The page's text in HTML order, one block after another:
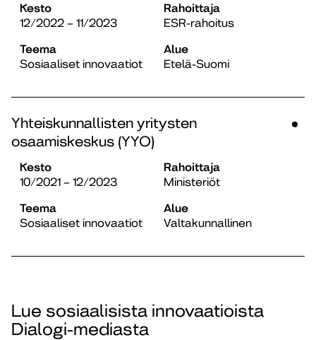
Kesto
12/2022 – 11/2023
Rahoittaja
ESR-rahoitus
Teema
Sosiaaliset innovaatiot
Alue
Etelä-Suomi
Yhteiskunnallisten yritysten
osaamiskeskus (YYO)
Kesto
10/2021 – 12/2023
Rahoittaja
Ministeriöt
Teema
Sosiaaliset innovaatiot
Alue
Valtakunnallinen
Lue sosiaalisista innovaatioista
Dialogi-mediasta